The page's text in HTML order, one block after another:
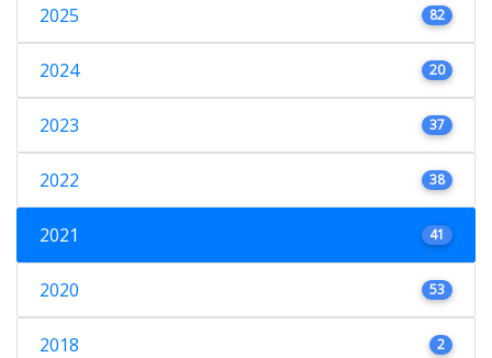
2025 82
2024 20
2023 37
2022 38
2021 41
2020 53
2018 2